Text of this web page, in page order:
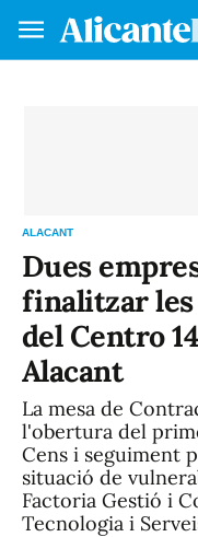
ALACANT
Dues
finalitzar les
del Centro
Alacant
La mesa de
l'obertura del
Cens i seguiment
situació de
Factoria Gestió i
Tecnologia i